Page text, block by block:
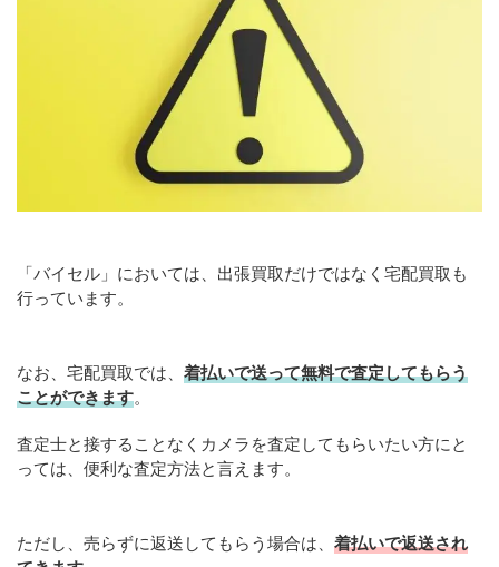
「バイセル」においては、出張買取だけではなく宅配買取も
行っています。
なお、宅配買取では、 着払いで送って無料で査定してもらう
ことができます。
査定士と接することなくカメラを査定してもらいたい方にと
っては、便利な査定方法と言えます。
ただし、売らずに返送してもらう場合は、 着払いで返送され